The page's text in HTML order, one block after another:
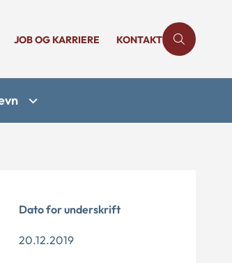
JOB OG KARRIERE KONTAKT
Dato for underskrift
20.12.2019